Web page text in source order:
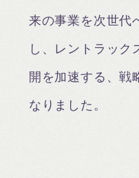
来の事業を次世代
し、レントラック
開を加速する、戦
なりました。